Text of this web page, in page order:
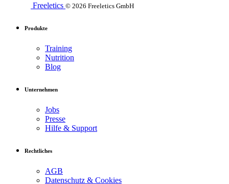
Freeletics © 2026 Freeletics GmbH
Produkte
Training
Nutrition
Blog
Unternehmen
Jobs
Presse
Hilfe & Support
Rechtliches
AGB
Datenschutz & Cookies